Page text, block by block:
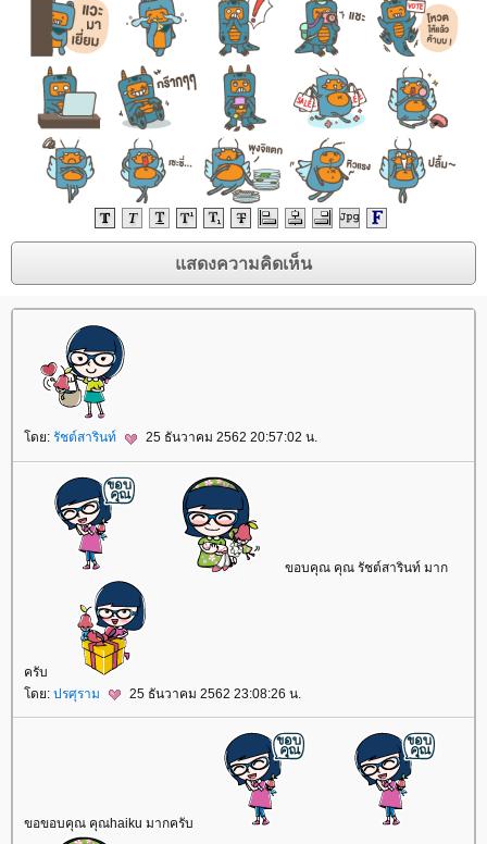
ดย: รัชต์สารินท์ 25 ธันวาคม 2562 20:57:02 น.
ขอบคุณ คุณ รัชต์สารินท์ มาก
ครับ
ดย: ปรศุราม 25 ธันวาคม 2562 23:08:26 น.
ขอขอบคุณ คุณhaiku มากครับ